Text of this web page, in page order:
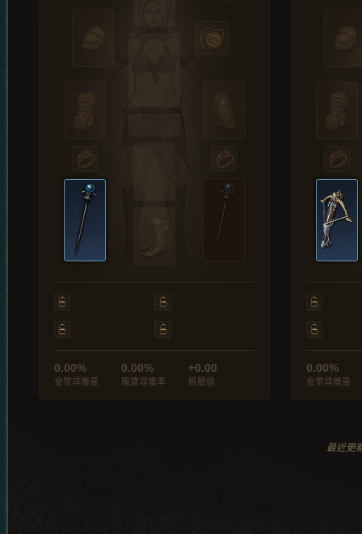
0.00%
金幣尋獲量
0.00%
魔寶尋獲率
+0.00
經驗值
0.00%
金幣尋獲量
最近更